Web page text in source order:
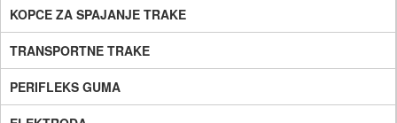
KOPCE ZA SPAJANJE TRAKE
TRANSPORTNE TRAKE
PERIFLEKS GUMA